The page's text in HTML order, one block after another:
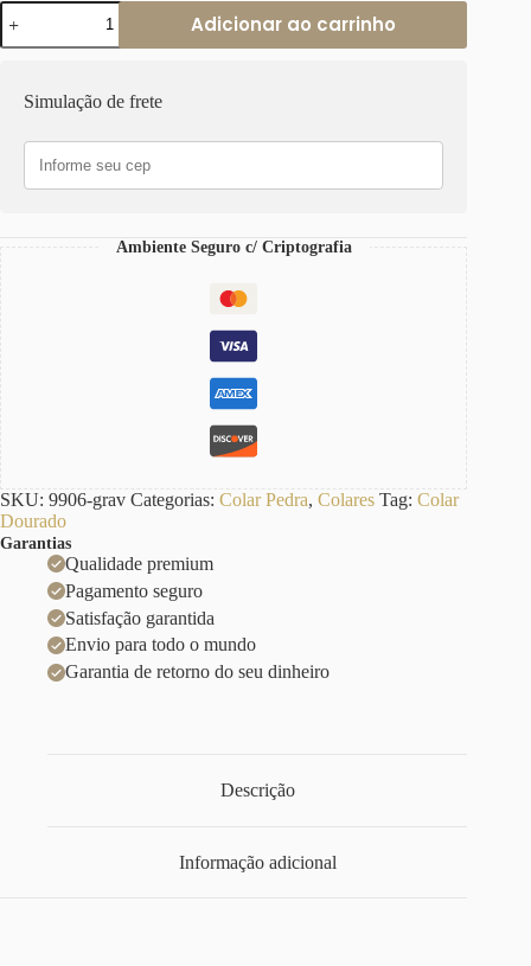
Colar
Gravatinha
Ametista
Ouro
quantidade
Adicionar ao carrinho
Simulação de frete
Ambiente Seguro c/ Criptografia
SKU: 9906-grav Categorias: Colar Pedra, Colares Tag: Colar
Dourado
Garantias
Qualidade premium
Pagamento seguro
Satisfação garantida
Envio para todo o mundo
Garantia de retorno do seu dinheiro
Descrição
Informação adicional